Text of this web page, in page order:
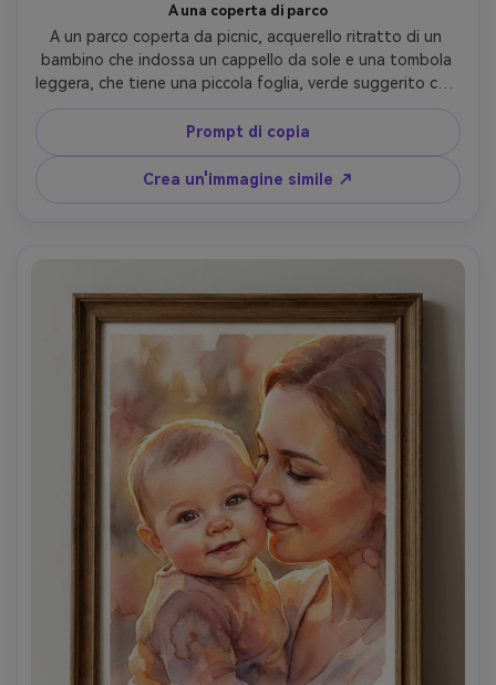
A una coperta di parco
A un parco coperta da picnic, acquerello ritratto di un
bambino che indossa un cappello da sole e una tombola
leggera, che tiene una piccola foglia, verde suggerito con
lavaggi morbidi, caldi colori naturali, highlights delicati,
linework delicato sulle caratteristiche del viso, carta
strutturata, tono di memoria pacifica, obiettivo 85mm,
profondità di campo bassa- -ar 4:5
Prompt di copia
Crea un'immagine simile ↗